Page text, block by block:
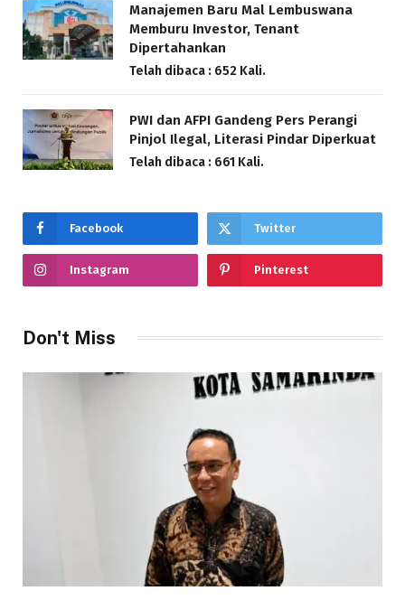
Manajemen Baru Mal Lembuswana
Memburu Investor, Tenant
Dipertahankan
Telah dibaca : 652 Kali.
PWI dan AFPI Gandeng Pers Perangi
Pinjol Ilegal, Literasi Pindar Diperkuat
Telah dibaca : 661 Kali.
Facebook Twitter
Instagram Pinterest
Don't Miss